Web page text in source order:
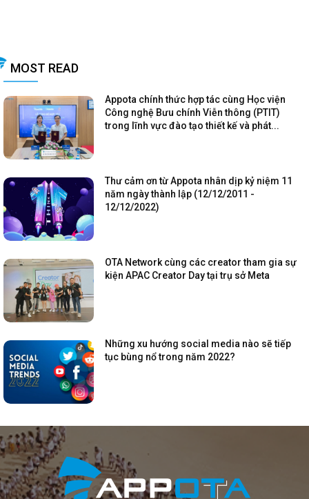
MOST READ
Appota chính thức hợp tác cùng Học viện
Công nghệ Bưu chính Viễn thông (PTIT)
trong lĩnh vực đào tạo thiết kế và phát...
Thư cảm ơn từ Appota nhân dịp kỷ niệm 11
năm ngày thành lập (12/12/2011 -
12/12/2022)
OTA Network cùng các creator tham gia sự
kiện APAC Creator Day tại trụ sở Meta
Những xu hướng social media nào sẽ tiếp
tục bùng nổ trong năm 2022?